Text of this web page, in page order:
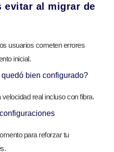
evitar al migrar de
usuarios cometen errores
inicial.
bien configurado?
real incluso con fibra.
para reforzar tu